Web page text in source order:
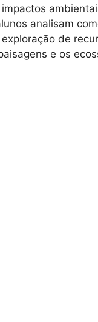
analisam
de
e os